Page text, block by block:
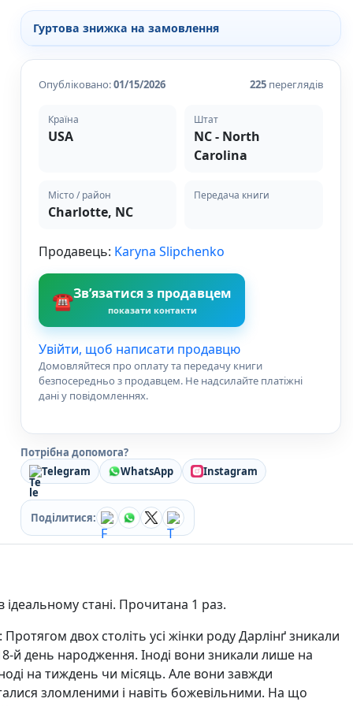
На День Валентина
Книги для дорослих
Сучасна українська проза
Поезія та драматургія
Фантастика та фентезі
Жахи та трилери
Історія Наука Політологія
Батьківство та виховання
Книги про Україну
Біографічні твори
Біблії
Духовна література
Кулінарія
Ігри для дорослих
Зарубіжні письменники
Книги для дітей
Картонні книги для найменших
Віммельбухи
Казки Вірші Оповідання
Книги з наліпками
Вчимося читати
Прописи для дітей
Книги для читання 10+
Енциклопедії
Навчальні книги
Розвивальні та пізнавальні книги
Книги про Україну
Гуртова знижка на замовлення
Опубліковано:01/15/2026 225переглядів
Країна
USA
Штат
NC - North
Carolina
Місто / район
Charlotte, NC
Передача книги
Продавець: Karyna Slipchenko
☎Зв’язатися з продавцем
показати контакти
Увійти, щоб написати продавцю
Домовляйтеся про оплату та передачу книги
безпосередньо з продавцем. Не надсилайте платіжні
дані у повідомленнях.
Потрібна допомога?
Telegram
WhatsApp Instagram
Поділитися:
ідеальному стані. Прочитана 1 раз.
двох століть усі жінки роду Дарлінґ зникали
й день народження. Іноді вони зникали лише на
на тиждень чи місяць. Але вони завжди
зломленими і навіть божевільними. На що